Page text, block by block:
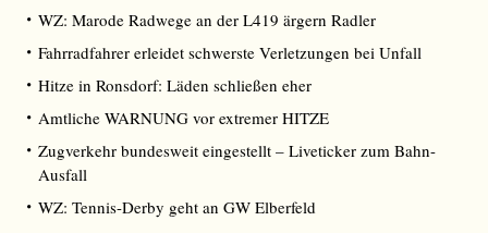
WZ: Marode Radwege an der L419 ärgern Radler
Fahrradfahrer erleidet schwerste Verletzungen bei Unfall
Hitze in Ronsdorf: Läden schließen eher
Amtliche WARNUNG vor extremer HITZE
Zugverkehr bundesweit eingestellt – Liveticker zum Bahn-
Ausfall
WZ: Tennis-Derby geht an GW Elberfeld